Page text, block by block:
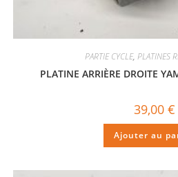
PARTIE CYCLE, PLATINES
PLATINE ARRIÈRE DROITE
39,00 €
Ajouter au